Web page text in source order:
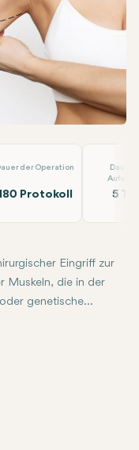
der Operation
Protokoll
Dauer
5
Eingriff zur
Muskeln, die in der
genetische
wird
überschüssige Haut
ein jüngeres,
oder
gezogen werden,